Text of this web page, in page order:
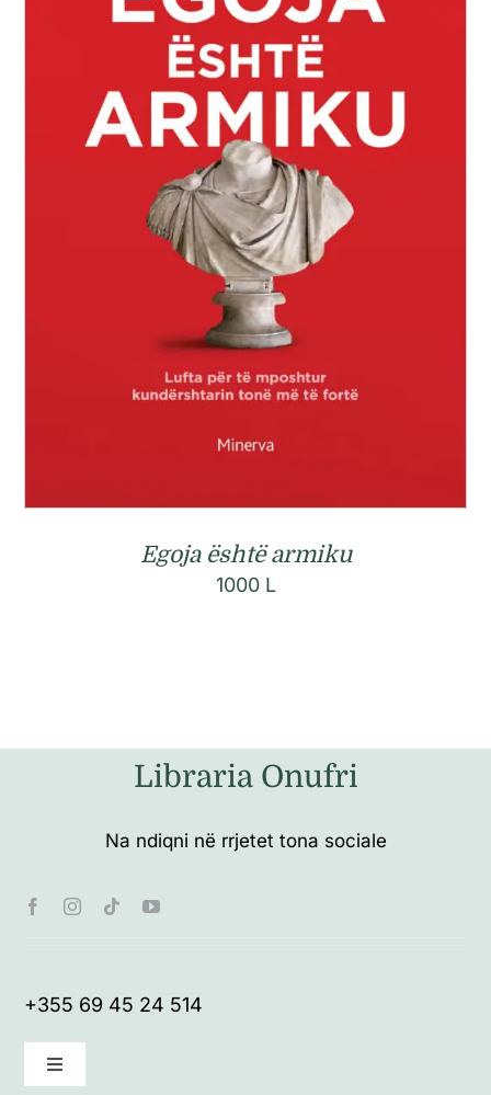
Egoja është armiku
1000 L
Libraria Onufri
Na ndiqni në rrjetet tona sociale
+355 69 45 24 514
Toggle